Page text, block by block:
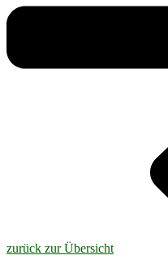
zurück zur Übersicht